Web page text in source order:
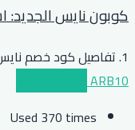
كوبون نايس الجديد: استمتع بخصم
1. تفاصيل كود خصم نايس للاواني بنسبة 25%
ARB10
Used 370 times